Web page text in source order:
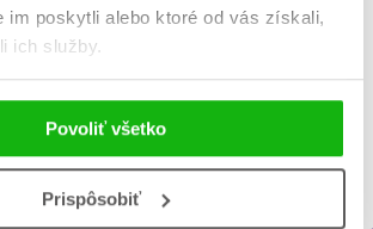
im poskytli alebo ktoré od vás získali,
ich služby.
Povoliť všetko
Prispôsobiť
Všetky edície a série
na blogu Matys